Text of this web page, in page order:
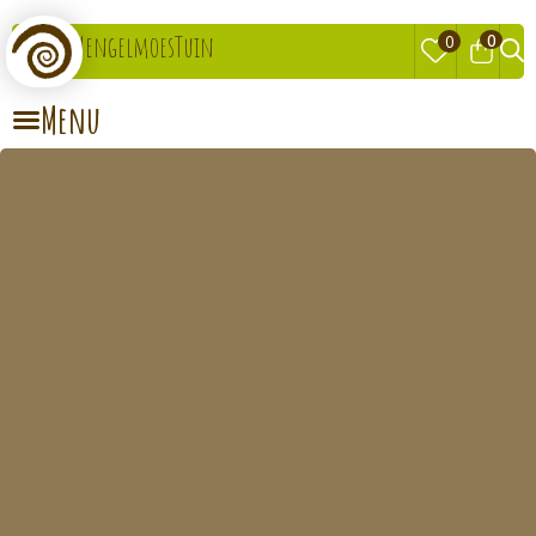
MengelmoesTuin 0 0